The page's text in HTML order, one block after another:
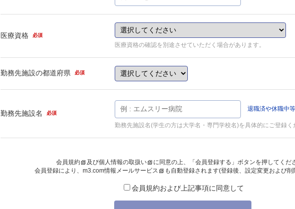
医療資格 必須
医療資格の確認を別途させていただく場合があります。
勤務先施設の都道府県 必須
勤務先施設名 必須
退職済や休職中
勤務先施設名(学生の方は大学名・専門学校名)を具体的にご登録く
会員規約 及び個人情報の取扱い
に同意の上、「会員登録する」ボタンを押してくだ
会員登録により、 m3.com情報メールサービス も自動登録されます(登録後、設定変更および
会員規約および上記事項に同意して